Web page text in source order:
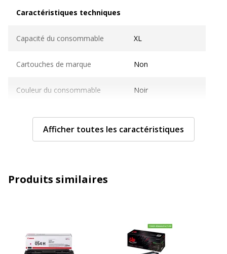
Caractéristiques techniques
Capacité du consommable XL
Cartouches de marque Non
Couleur du consommable Noir
Nombre de pages imprimables 3100 pages
Compatible avec technologie Laser
Caractéristiques générales
Caractéristiques générales
Afficher toutes les caractéristiques
Produits similaires